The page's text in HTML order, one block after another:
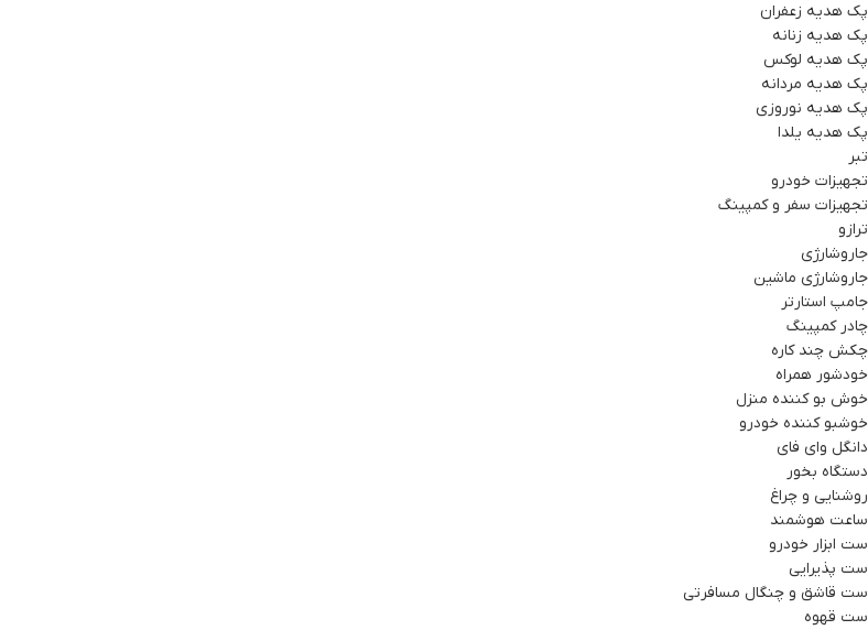
پک هدیه زعفران
پک هدیه زنانه
پک هدیه لوکس
پک هدیه مردانه
پک هدیه نوروزی
پک هدیه یلدا
تبر
تجهیزات خودرو
تجهیزات سفر و کمپینگ
ترازو
جاروشارژی
جاروشارژی ماشین
جامپ استارتر
چادر کمپینگ
چکش چند کاره
خودشور همراه
خوش بو کننده منزل
خوشبو کننده خودرو
دانگل وای فای
دستگاه بخور
روشنایی و چراغ
ساعت هوشمند
ست ابزار خودرو
ست پذیرایی
ست قاشق و چنگال مسافرتی
ست قهوه